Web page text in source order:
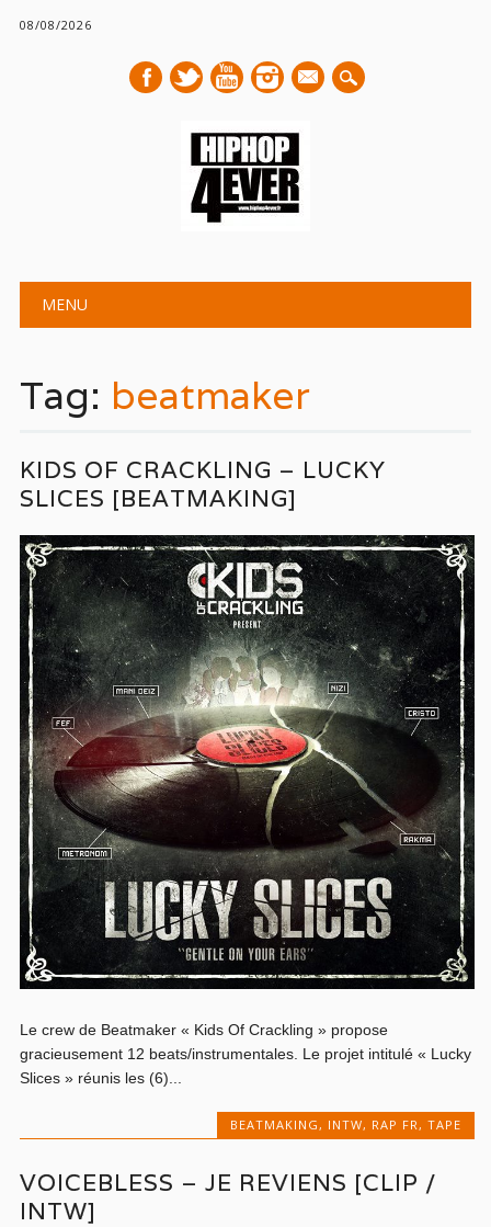
08/08/2026
mail
Main menu
MENU
Tag: beatmaker
KIDS OF CRACKLING – LUCKY
SLICES [BEATMAKING]
Le crew de Beatmaker « Kids Of Crackling » propose
gracieusement 12 beats/instrumentales. Le projet intitulé « Lucky
Slices » réunis les (6)...
BEATMAKING, INTW, RAP FR, TAPE
VOICEBLESS – JE REVIENS [CLIP /
INTW]